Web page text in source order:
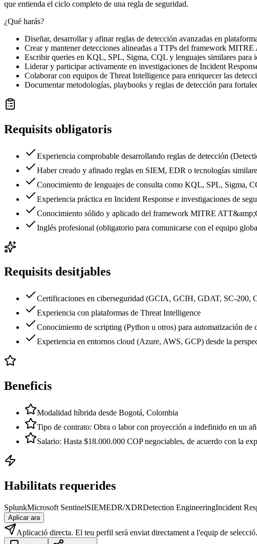
que entienda el ciclo completo de una regla de seguridad.
¿Qué harás?
Diseñar, desarrollar y afinar reglas de detección avanzadas en
Crear y mantener detecciones alineadas a TTPs del framework
Escribir queries en KQL, SPL, Sigma, CQL y lenguajes similares para
Liderar y participar activamente en investigaciones de Incident
Colaborar con equipos de Threat Intelligence para enriquecer las
Documentar metodologías, playbooks y reglas de detección para
Requisits obligatoris
Experiencia comprobable desarrollando reglas de detección
Haber creado y afinado reglas en SIEM, EDR o tecnologías
Conocimiento de lenguajes de consulta como KQL, SPL, Sigma,
Experiencia práctica en Incident Response e investigaciones de
Conocimiento sólido y aplicado del framework MITRE
Inglés profesional (obligatorio para comunicarse con el equipo
Requisits desitjables
Certificaciones en ciberseguridad (GCIA, GCIH, GDAT, SC-200,
Experiencia con plataformas de Threat Intelligence
Conocimiento de scripting (Python u otros) para automatización de
Experiencia en entornos cloud (Azure, AWS, GCP) desde la
Beneficis
Modalidad híbrida desde Bogotá, Colombia
Tipo de contrato: Obra o labor con proyección a indefinido en un
Salario: Hasta $18.000.000 COP negociables, de acuerdo con la
Habilitats requerides
SplunkMicrosoft SentinelSIEMEDR/XDRDetection EngineeringIncident
Aplicar ara
Aplicació directa. El teu perfil serà enviat directament a l'equip de selecció.